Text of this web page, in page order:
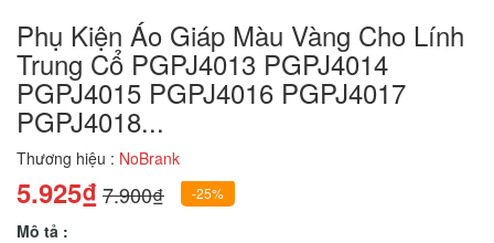
Phụ Kiện Áo Giáp Màu Vàng Cho Lính
Trung Cổ PGPJ4013 PGPJ4014
PGPJ4015 PGPJ4016 PGPJ4017
PGPJ4018...
Thương hiệu : NoBrank
5.925₫7.900₫ -25%
Mô tả :